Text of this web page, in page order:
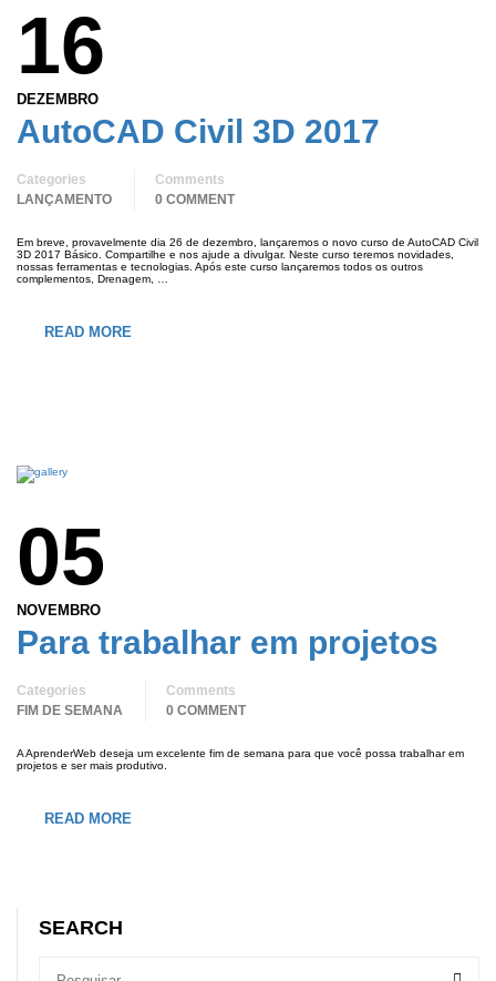
16
DEZEMBRO
AutoCAD Civil 3D 2017
Categories
LANÇAMENTO
Comments
0 COMMENT
Em breve, provavelmente dia 26 de dezembro, lançaremos o novo curso de AutoCAD Civil
3D 2017 Básico. Compartilhe e nos ajude a divulgar. Neste curso teremos novidades,
nossas ferramentas e tecnologias. Após este curso lançaremos todos os outros
complementos, Drenagem, …
READ MORE
05
NOVEMBRO
Para trabalhar em projetos
Categories
FIM DE SEMANA
Comments
0 COMMENT
A AprenderWeb deseja um excelente fim de semana para que você possa trabalhar em
projetos e ser mais produtivo.
READ MORE
SEARCH